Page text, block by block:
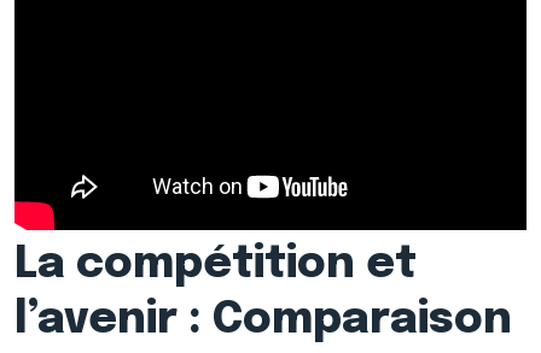
La compétition et
l’avenir : Comparaison